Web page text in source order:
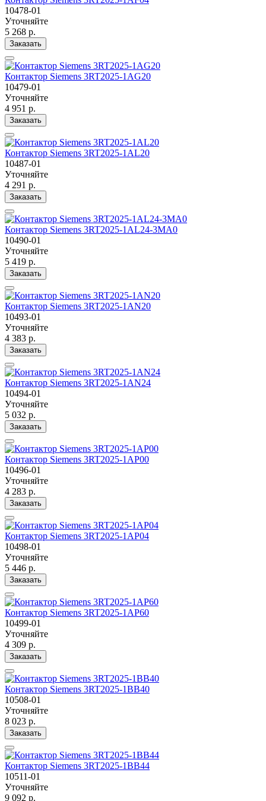
10478-01
Уточняйте
5 268 р.
Заказать
Контактор Siemens 3RT2025-1AG20
10479-01
Уточняйте
4 951 р.
Заказать
Контактор Siemens 3RT2025-1AL20
10487-01
Уточняйте
4 291 р.
Заказать
Контактор Siemens 3RT2025-1AL24-3MA0
10490-01
Уточняйте
5 419 р.
Заказать
Контактор Siemens 3RT2025-1AN20
10493-01
Уточняйте
4 383 р.
Заказать
Контактор Siemens 3RT2025-1AN24
10494-01
Уточняйте
5 032 р.
Заказать
Контактор Siemens 3RT2025-1AP00
10496-01
Уточняйте
4 283 р.
Заказать
Контактор Siemens 3RT2025-1AP04
10498-01
Уточняйте
5 446 р.
Заказать
Контактор Siemens 3RT2025-1AP60
10499-01
Уточняйте
4 309 р.
Заказать
Контактор Siemens 3RT2025-1BB40
10508-01
Уточняйте
8 023 р.
Заказать
Контактор Siemens 3RT2025-1BB44
10511-01
Уточняйте
9 092 р.